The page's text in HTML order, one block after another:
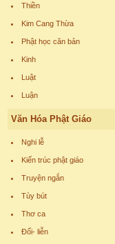
Thiền
Kim Cang Thừa
Phật học căn bản
Kinh
Luật
Luận
Văn Hóa Phật Giáo
Nghi lễ
Kiến trúc phật giáo
Truyện ngắn
Tùy bút
Thơ ca
Đối- liễn